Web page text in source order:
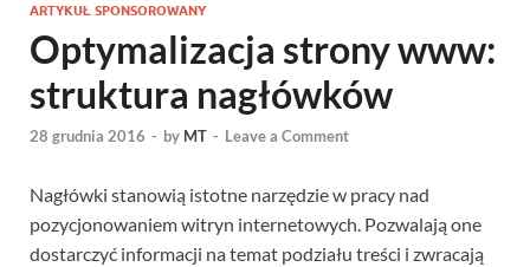
ARTYKUŁ SPONSOROWANY
Optymalizacja strony www:
struktura nagłówków
28 grudnia 2016 - by MT - Leave a Comment
Nagłówki stanowią istotne narzędzie w pracy nad
pozycjonowaniem witryn internetowych. Pozwalają one
dostarczyć informacji na temat podziału treści i zwracają